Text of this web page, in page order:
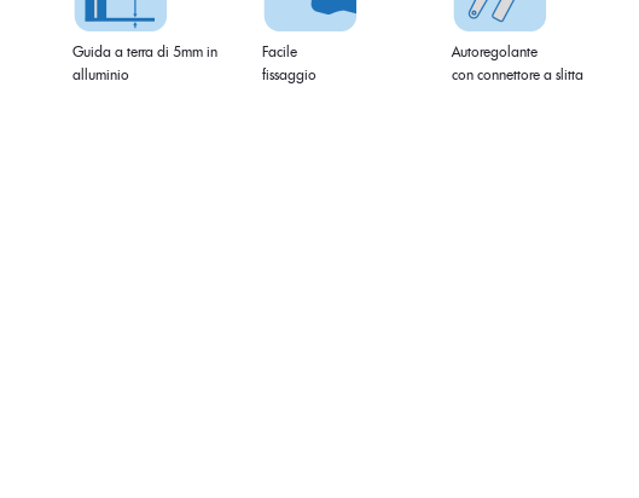
Guida a terra di 5mm in
alluminio
Facile
fissaggio
Autoregolante
con connettore a slitta